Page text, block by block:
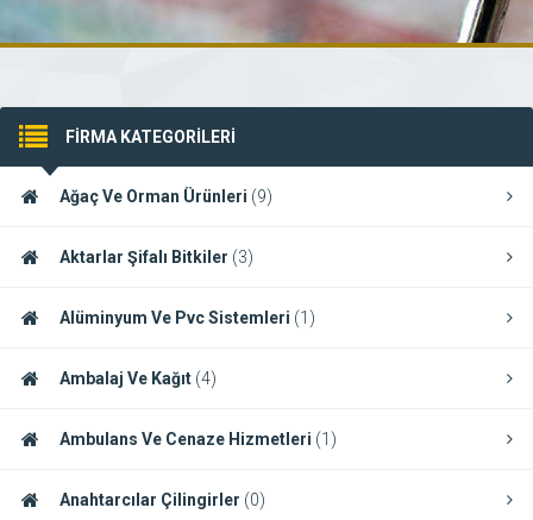
FİRMA KATEGORİLERİ
Ağaç Ve Orman Ürünleri (9)
Aktarlar Şifalı Bitkiler (3)
Alüminyum Ve Pvc Sistemleri (1)
Ambalaj Ve Kağıt (4)
Ambulans Ve Cenaze Hizmetleri (1)
Anahtarcılar Çilingirler (0)